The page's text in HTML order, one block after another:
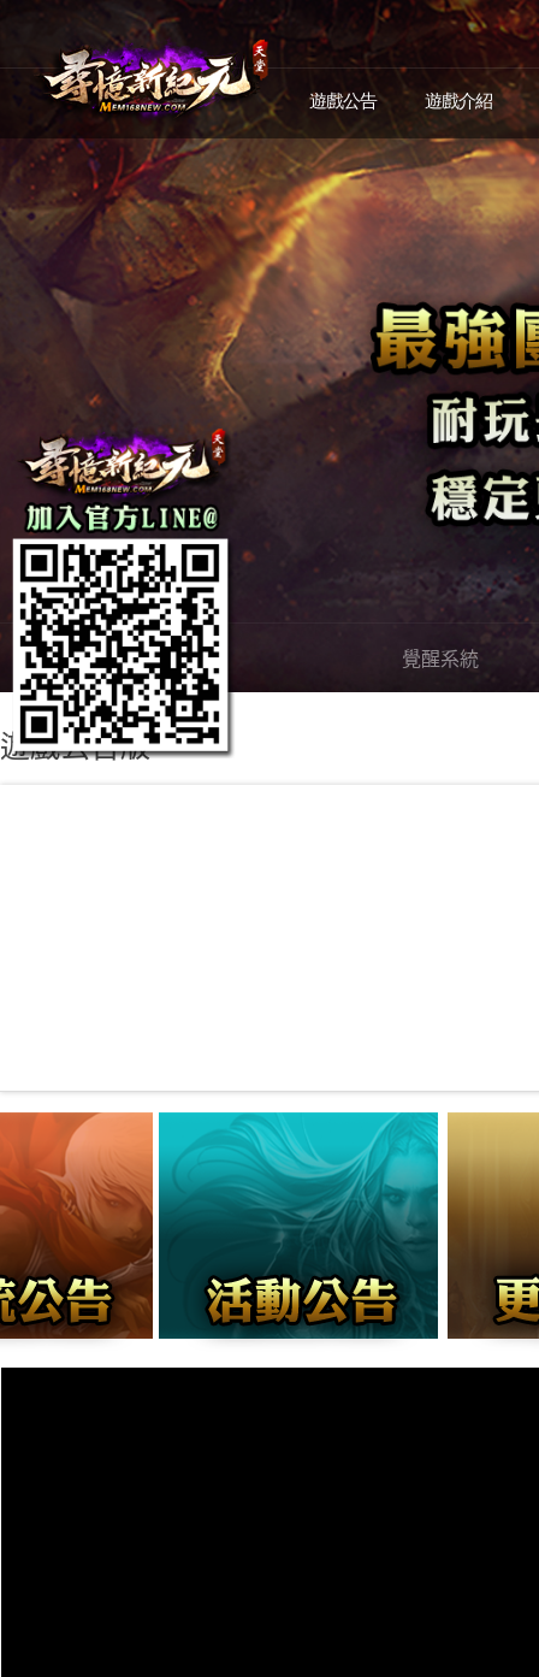
遊戲公告 遊戲介紹
嶄新內容 覺醒系統
遊戲公告版